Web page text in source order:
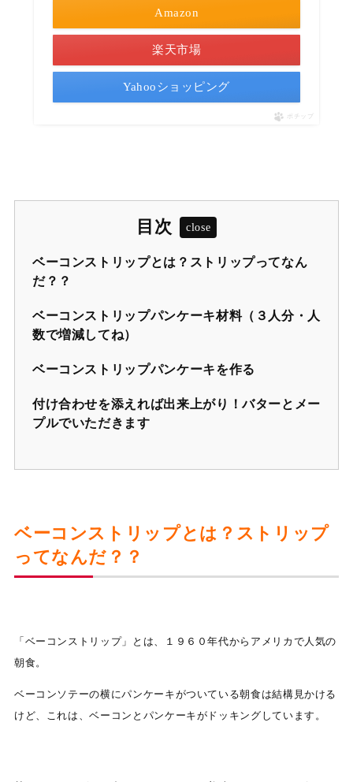
Amazon
楽天市場
Yahooショッピング
ポチップ
目次
ベーコンストリップとは？ストリップってなん
だ？？
ベーコンストリップパンケーキ材料（３人分・人
数で増減してね）
ベーコンストリップパンケーキを作る
付け合わせを添えれば出来上がり！バターとメー
プルでいただきます
ベーコンストリップとは？ストリップ
ってなんだ？？
「ベーコンストリップ」とは、１９６０年代からアメリカで人気の
朝食。
ベーコンソテーの横にパンケーキがついている朝食は結構見かける
けど、これは、ベーコンとパンケーキがドッキングしています。